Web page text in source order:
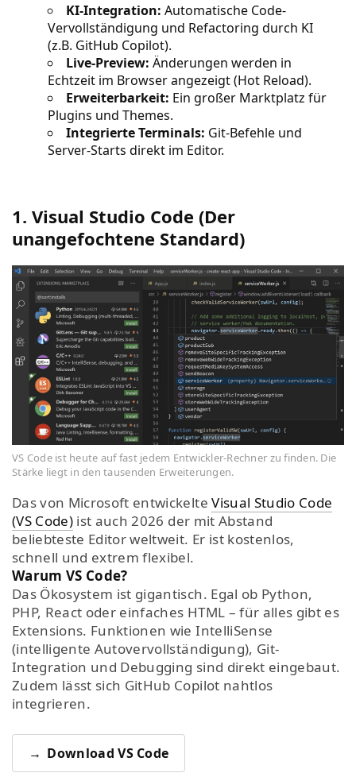
KI-Integration: Automatische Code-
Vervollständigung und Refactoring durch KI
(z.B. GitHub Copilot).
Live-Preview: Änderungen werden in
Echtzeit im Browser angezeigt (Hot Reload).
Erweiterbarkeit: Ein großer Marktplatz für
Plugins und Themes.
Integrierte Terminals: Git-Befehle und
Server-Starts direkt im Editor.
1. Visual Studio Code (Der
unangefochtene Standard)
VS Code ist heute auf fast jedem Entwickler-Rechner zu finden. Die
Stärke liegt in den tausenden Erweiterungen.
Das von Microsoft entwickelteVisual Studio Code
(VS Code) ist auch 2026 der mit Abstand
beliebteste Editor weltweit. Er ist kostenlos,
schnell und extrem flexibel.
Warum VS Code?
Das Ökosystem ist gigantisch. Egal ob Python,
PHP, React oder einfaches HTML – für alles gibt es
Extensions. Funktionen wie IntelliSense
(intelligente Autovervollständigung), Git-
Integration und Debugging sind direkt eingebaut.
Zudem lässt sich GitHub Copilot nahtlos
integrieren.
Download VS Code